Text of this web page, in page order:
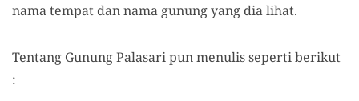
nama tempat dan nama gunung yang dia lihat.
Tentang Gunung Palasari pun menulis seperti berikut
: